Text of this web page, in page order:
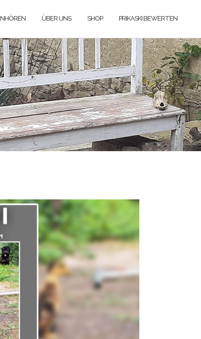
ÜBER UNS SHOP PRIKASKI BEWERTEN